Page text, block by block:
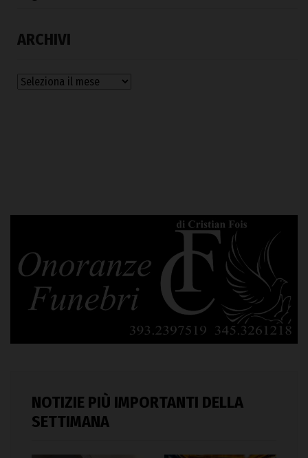
ARCHIVI
Archivi
NOTIZIE PIÙ IMPORTANTI DELLA
SETTIMANA